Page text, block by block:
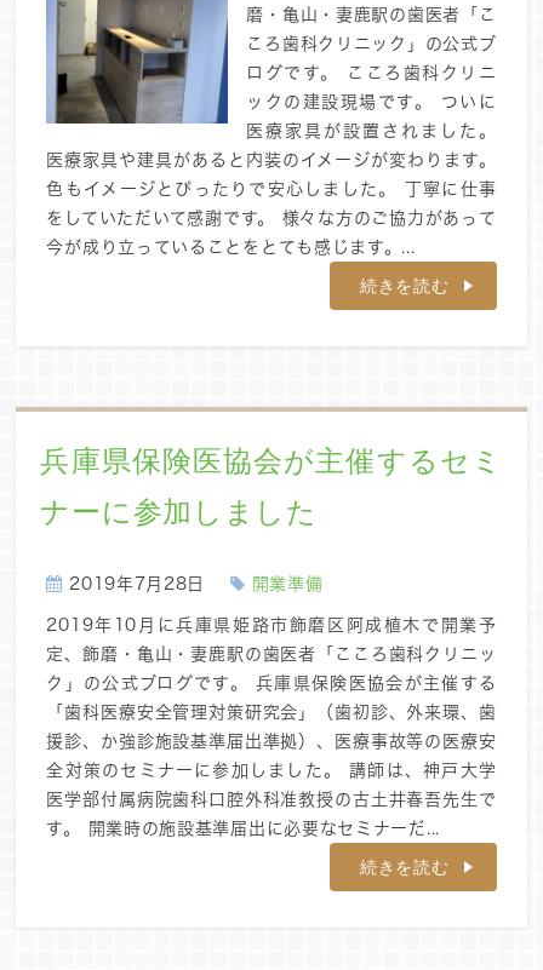
磨・亀山・妻鹿駅の歯医者「こ
ころ歯科クリニック」の公式ブ
ログです。 こころ歯科クリニ
ックの建設現場です。 ついに
医療家具が設置されました。
医療家具や建具があると内装のイメージが変わります。
色もイメージとぴったりで安心しました。 丁寧に仕事
をしていただいて感謝です。 様々な方のご協力があって
今が成り立っていることをとても感じます。...
続きを読む
兵庫県保険医協会が主催するセミ
ナーに参加しました
2019年7月28日 開業準備
2019年10月に兵庫県姫路市飾磨区阿成植木で開業予
定、飾磨・亀山・妻鹿駅の歯医者「こころ歯科クリニッ
ク」の公式ブログです。 兵庫県保険医協会が主催する
「歯科医療安全管理対策研究会」（歯初診、外来環、歯
援診、か強診施設基準届出準拠）、医療事故等の医療安
全対策のセミナーに参加しました。 講師は、神戸大学
医学部付属病院歯科口腔外科准教授の古土井春吾先生で
す。 開業時の施設基準届出に必要なセミナーだ...
続きを読む